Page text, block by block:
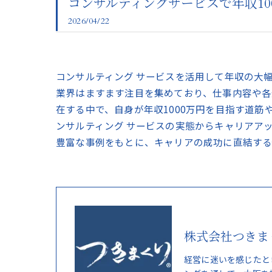
コンサルティングサービスで年収
2026/04/22
コンサルティング サービスを活用して年収の
業界はますます注目を集めており、仕事内容や
在する中で、自身が年収1000万円を目指す道筋
ンサルティング サービスの実態からキャリアア
豊富な事例をもとに、キャリアの成功に直結す
株式会社つきま
経営に迷いを感じた